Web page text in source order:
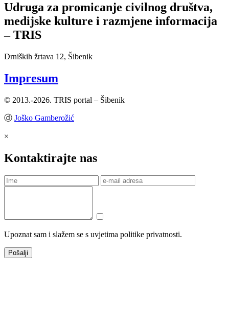
Udruga za promicanje civilnog društva,
medijske kulture i razmjene informacija
– TRIS
Drniških žrtava 12, Šibenik
Impresum
© 2013.-2026. TRIS portal – Šibenik
ⓓ Joško Gamberožić
×
Kontaktirajte nas
Upoznat sam i slažem se s uvjetima politike privatnosti.
Pošalji